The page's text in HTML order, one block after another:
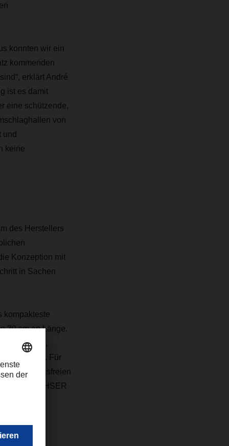
konnten wir ein
kommenden
erklärt André
ist es damit
eine schützende,
von
keine
des Herstellers
Konzeption mit
in Sachen
kompakteste
30 cm an Länge.
war. Für
wartungsfreien
DACHSER